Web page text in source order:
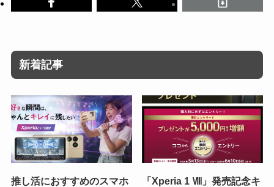
新着記事
推し活におすすめのスマホ
「Xperia 1 Ⅷ」発売記念キ